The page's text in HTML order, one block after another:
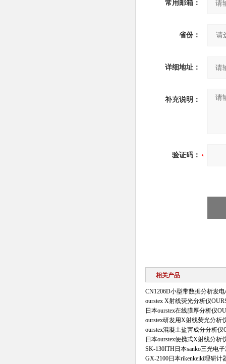
常用邮箱：
省份：
详细地址：
补充说明：
验证码：
相关产品
CN1206D小型带数据分析发
ourstex X射线荧光分析仪
日本ourstex在线膜厚分析仪
ourstex研发用X射线荧光分析
ourstex混凝土盐害成分分析仪
日本ourstex便携式X射线分析
SK-130ITH日本sanko三光电
GX-2100日本rikenkeiki理研计